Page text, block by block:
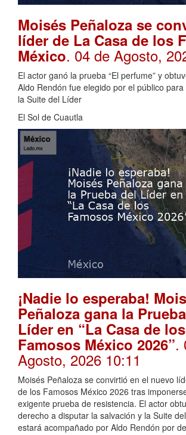
Moisés Peñaloza se
líder de La Casa de los
México. 04 de Agosto,
El actor ganó la prueba “El perfume” y
Aldo Rendón fue elegido por el público
la Suite del Líder
El Sol de Cuautla
¡Nadie lo esperaba!
Peñaloza gana la
Líder en “La Casa de los
Famosos México 2026”.
Agosto, 2026 10:11
Moisés Peñaloza se convirtió en el nuevo
de los Famosos México 2026 tras
exigente prueba de resistencia. El actor
derecho a disputar la salvación y la Suite
estará acompañado por Aldo Rendón por